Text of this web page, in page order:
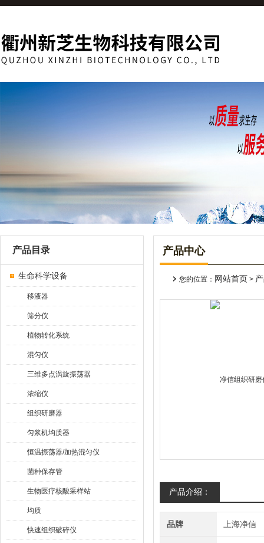
产品目录
生命科学设备
移液器
筛分仪
植物转化系统
混匀仪
三维多点涡旋振荡器
浓缩仪
组织研磨器
匀浆机均质器
恒温振荡器/加热混匀仪
菌种保存管
生物医疗核酸采样站
均质
快速组织破碎仪
产品中心
您的位置： 网站首页 >
产品介绍：
品牌 上海净信